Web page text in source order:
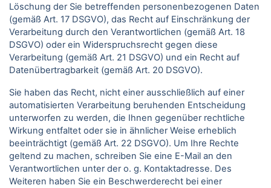
Löschung der Sie betreffenden personenbezogenen Daten
(gemäß Art. 17 DSGVO), das Recht auf Einschränkung der
Verarbeitung durch den Verantwortlichen (gemäß Art. 18
DSGVO) oder ein Widerspruchsrecht gegen diese
Verarbeitung (gemäß Art. 21 DSGVO) und ein Recht auf
Datenübertragbarkeit (gemäß Art. 20 DSGVO).
Sie haben das Recht, nicht einer ausschließlich auf einer
automatisierten Verarbeitung beruhenden Entscheidung
unterworfen zu werden, die Ihnen gegenüber rechtliche
Wirkung entfaltet oder sie in ähnlicher Weise erheblich
beeinträchtigt (gemäß Art. 22 DSGVO). Um Ihre Rechte
geltend zu machen, schreiben Sie eine E-Mail an den
Verantwortlichen unter der o. g. Kontaktadresse. Des
Weiteren haben Sie ein Beschwerderecht bei einer